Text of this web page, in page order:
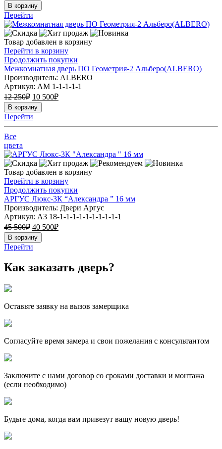
В корзину
Перейти
Товар добавлен в корзину
Перейти в корзину
Продолжить покупки
Межкомнатная дверь ПО Геометрия-2 Альберо(ALBERO)
Производитель: ALBERO
Артикул: АМ 1-1-1-1-1
12 250₽ 10 500₽
В корзину
Перейти
Все
цвета
Товар добавлен в корзину
Перейти в корзину
Продолжить покупки
АРГУС Люкс-3К “Александра ” 16 мм
Производитель: Двери Аргус
Артикул: А3 18-1-1-1-1-1-1-1-1-1-1
45 500₽ 40 500₽
В корзину
Перейти
Как заказать дверь?
Оставьте заявку на вызов замерщика
Согласуйте время замера и свои пожелания с консультантом
Заключите с нами договор со сроками доставки и монтажа
(если необходимо)
Будьте дома, когда вам привезут вашу новую дверь!